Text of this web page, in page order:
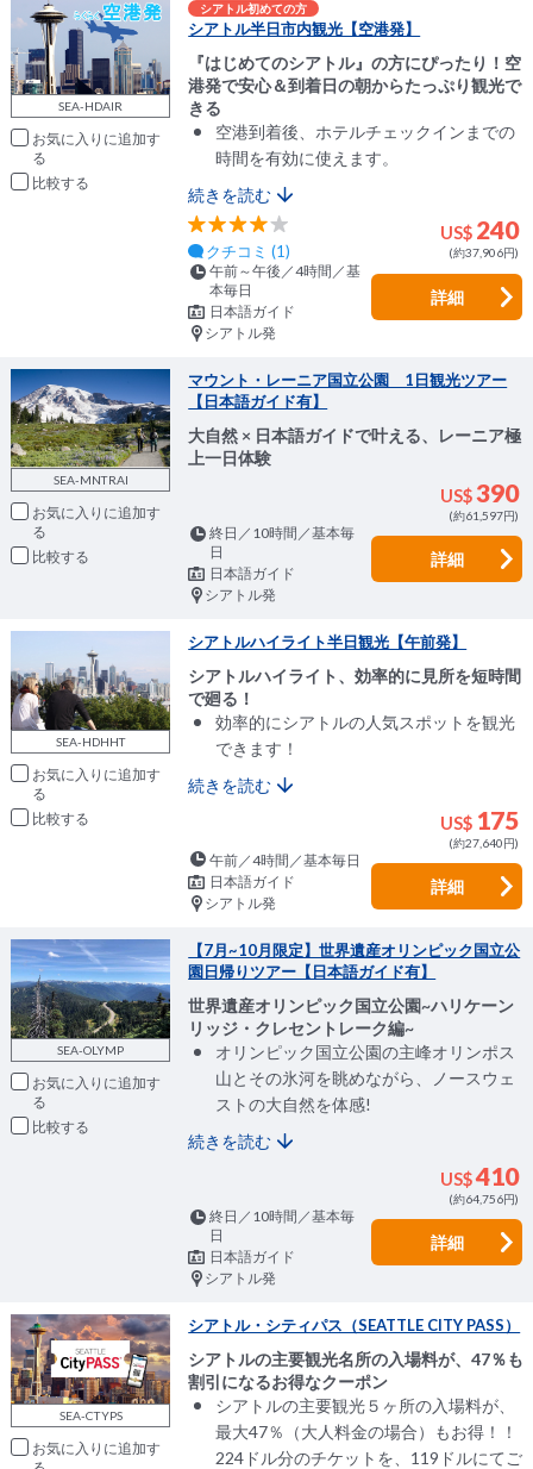
SEA-HDAIR
お気に入りに追加
比較
シアトル初めての方
シアトル半日市内観光【空港発】
『はじめてのシアトル』の方にぴったり！空
港発で安心＆到着日の朝からたっぷり観光で
きる
空港到着後、ホテルチェックインまでの
時間を有効に使えます。
続きを読む
US$ 240
(約37,906円)
クチコミ (1)
午前～午後／4時間／基
本毎日
日本語ガイド
シアトル発
詳細
SEA-MNTRAI
お気に入りに追加
比較
マウント・レーニア国立公園 1日観光ツアー
【日本語ガイド有】
大自然 × 日本語ガイドで叶える、レーニア極
上一日体験
US$390
(約61,597円)
終日／10時間／基本毎
日
日本語ガイド
シアトル発
詳細
SEA-HDHHT
お気に入りに追加
比較
シアトルハイライト半日観光【午前発】
シアトルハイライト、効率的に見所を短時間
で廻る！
効率的にシアトルの人気スポットを観光
できます！
続きを読む
US$ 175
(約27,640円)
午前／4時間／基本毎日
日本語ガイド
シアトル発
詳細
SEA-OLYMP
お気に入りに追加
比較
【7月~10月限定】世界遺産オリンピック国立公
園日帰りツアー【日本語ガイド有】
世界遺産オリンピック国立公園~ハリケーン
リッジ・クレセントレーク編~
オリンピック国立公園の主峰オリンポス
山とその氷河を眺めながら、ノースウェ
ストの大自然を体感!
続きを読む
US$410
(約64,756円)
終日／10時間／基本毎
日
日本語ガイド
シアトル発
詳細
SEA-CTYPS
お気に入りに追加
シアトル・シティパス（SEATTLE CITY PASS）
シアトルの主要観光名所の入場料が、47％も
割引になるお得なクーポン
シアトルの主要観光５ヶ所の入場料が、
最大47％（大人料金の場合）もお得！！
224ドル分のチケットを、119ドルにてご